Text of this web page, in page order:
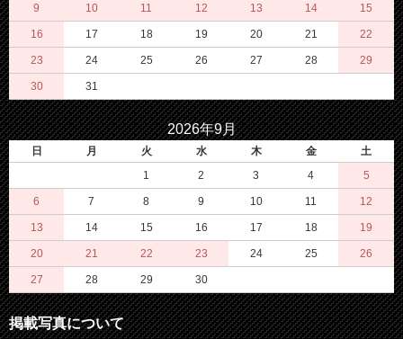
9 10 11 12 13 14 15
16 17 18 19 20 21 22
23 24 25 26 27 28 29
30 31
2026年9月
日 月 火 水 木 金
土
1
2 3 4 5
6 7 8 9 10 11 12
13 14 15 16 17 18 19
20 21 22 23 24 25 26
27 28 29 30
掲載写真について